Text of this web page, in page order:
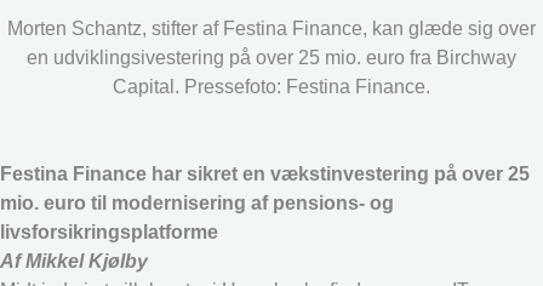
Morten Schantz, stifter af Festina Finance, kan glæde sig over
en udviklingsivestering på over 25 mio. euro fra Birchway
Capital. Pressefoto: Festina Finance.
Festina Finance har sikret en vækstinvestering på over 25
mio. euro til modernisering af pensions- og
livsforsikringsplatforme
Af Mikkel Kjølby